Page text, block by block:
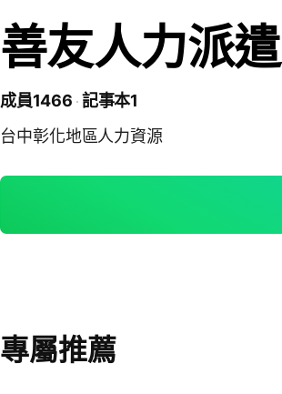
善友人力派遣
成員1466 記事本1
台中彰化地區人力資源
專屬推薦